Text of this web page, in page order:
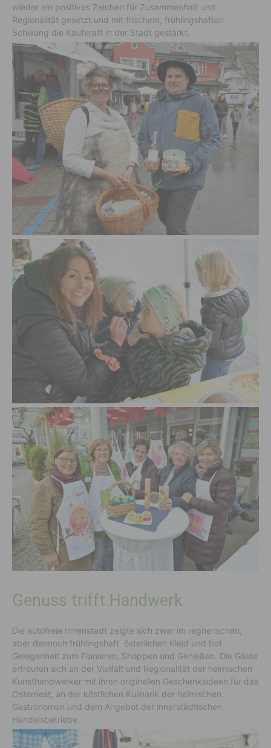
wieder ein positives Zeichen für Zusammenhalt und
Regionalität gesetzt und mit frischem, frühlingshaften
Schwung die Kaufkraft in der Stadt gestärkt.
Genuss trifft Handwerk
Die autofreie Innenstadt zeigte sich zwar im regnerischen,
aber dennoch frühlingshaft österlichen Kleid und bot
Gelegenheit zum Flanieren, Shoppen und Genießen. Die Gäste
erfreuten sich an der Vielfalt und Regionalität der heimischen
Kunsthandwerker mit ihren originellen Geschenksideen für das
Osternest, an der köstlichen Kulinarik der heimischen
Gastronomen und dem Angebot der innerstädtischen
Handelsbetriebe.